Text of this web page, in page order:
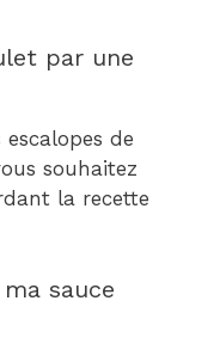
par une
de
souhaitez
la recette
sauce